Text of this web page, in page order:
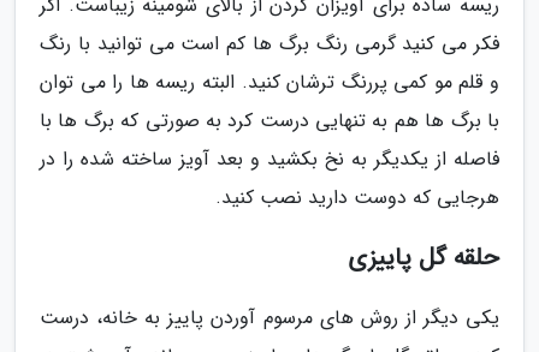
فکر می کنید گرمی رنگ برگ ها کم است می توانید با رنگ
و قلم مو کمی پررنگ ترشان کنید. البته ریسه ها را می توان
با برگ ها هم به تنهایی درست کرد به صورتی که برگ ها با
فاصله از یکدیگر به نخ بکشید و بعد آویز ساخته شده را در
هرجایی که دوست دارید نصب کنید.
حلقه گل پاییزی
یکی دیگر از روش های مرسوم آوردن پاییز به خانه، درست